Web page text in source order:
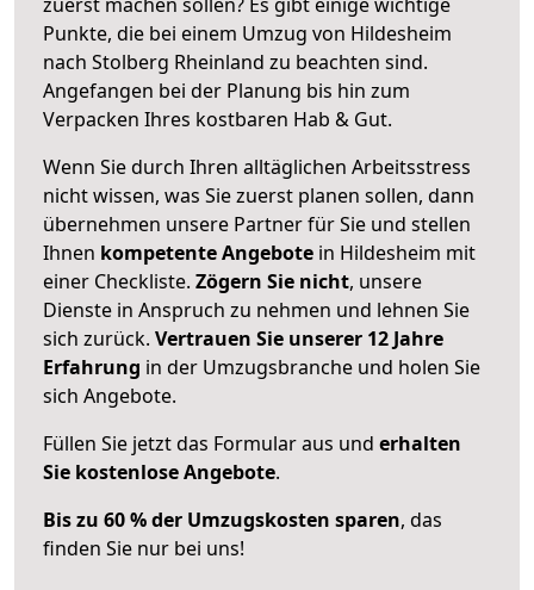
Punkte, die bei einem Umzug von Hildesheim
nach Stolberg Rheinland zu beachten sind.
Angefangen bei der Planung bis hin zum
Verpacken Ihres kostbaren Hab & Gut.
Wenn Sie durch Ihren alltäglichen Arbeitsstress
nicht wissen, was Sie zuerst planen sollen, dann
übernehmen unsere Partner für Sie und stellen
Ihnen kompetente Angebote in Hildesheim mit
einer Checkliste. Zögern Sie nicht, unsere
Dienste in Anspruch zu nehmen und lehnen Sie
sich zurück. Vertrauen Sie unserer 12 Jahre
Erfahrung in der Umzugsbranche und holen Sie
sich Angebote.
Füllen Sie jetzt das Formular aus und erhalten
Sie kostenlose Angebote.
Bis zu 60 % der Umzugskosten sparen, das
finden Sie nur bei uns!